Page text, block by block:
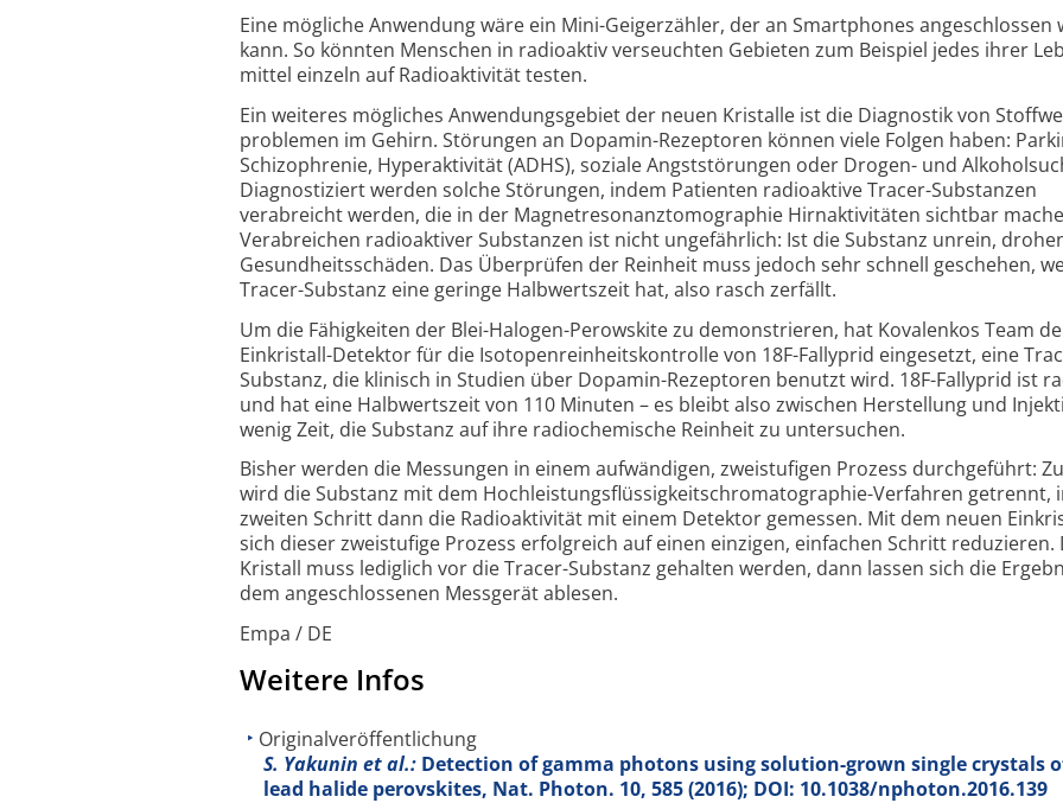
Eine mögliche Anwendung wäre ein Mini-Geigerzähler, der an Smart­phones angeschlossen
kann. So könnten Menschen in radio­aktiv verseuchten Gebieten zum Beispiel jedes ihrer
mittel einzeln auf Radio­aktivität testen.
Ein weiteres mögliches Anwendungs­gebiet der neuen Kristalle ist die Diagnostik von
problemen im Gehirn. Störungen an Dopamin-Rezeptoren können viele Folgen haben:
Schizophrenie, Hyper­aktivität (ADHS), soziale Angst­störungen oder Drogen- und
Diagnostiziert werden solche Störungen, indem Patienten radioaktive Tracer-Substanzen
verabreicht werden, die in der Magnet­resonanz­tomographie Hirn­aktivitäten sichtbar
Verabreichen radioaktiver Substanzen ist nicht ungefährlich: Ist die Substanz unrein,
Gesundheits­schäden. Das Überprüfen der Reinheit muss jedoch sehr schnell geschehen,
Tracer-Substanz eine geringe Halbwert­szeit hat, also rasch zerfällt.
Um die Fähigkeiten der Blei-Halogen-Perowskite zu demonstrieren, hat Kovalenkos Team
Einkristall-Detektor für die Isotopen­reinheits­kontrolle von 18F-Fallyprid eingesetzt, eine
Substanz, die klinisch in Studien über Dopamin-Rezeptoren benutzt wird. 18F-Fallyprid ist
und hat eine Halbwerts­zeit von 110 Minuten – es bleibt also zwischen Herstellung und
wenig Zeit, die Substanz auf ihre radiochemische Reinheit zu untersuchen.
Bisher werden die Messungen in einem aufwändigen, zweistufigen Prozess durchgeführt:
wird die Substanz mit dem Hoch­leistungs­flüssigkeits­chromatographie-Verfahren getrennt,
zweiten Schritt dann die Radio­aktivität mit einem Detektor gemessen. Mit dem neuen
sich dieser zweistufige Prozess erfolgreich auf einen einzigen, einfachen Schritt reduzieren.
Kristall muss lediglich vor die Tracer-Substanz gehalten werden, dann lassen sich die
dem angeschlossenen Messgerät ablesen.
Empa / DE
Weitere Infos
Originalveröffentlichung
S. Yakunin et al.: Detection of gamma photons using solution-grown single crystals
lead halide perovskites, Nat. Photon. 10, 585 (2016); DOI: 10.1038/nphoton.2016.139